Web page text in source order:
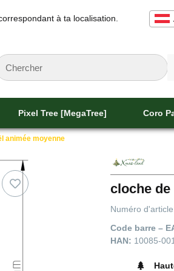
à ta localisation.
Pixel Tree [MegaTree] Coro
animée moyenne
cloche de
Numéro
Code barre –
HAN: 10085-